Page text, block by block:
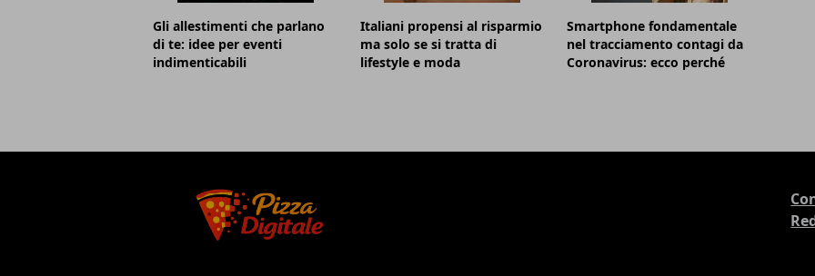
Gli allestimenti che parlano
di te: idee per eventi
indimenticabili
Italiani propensi al risparmio
ma solo se si tratta di
lifestyle e moda
Smartphone fondamentale
nel tracciamento contagi da
Coronavirus: ecco perché